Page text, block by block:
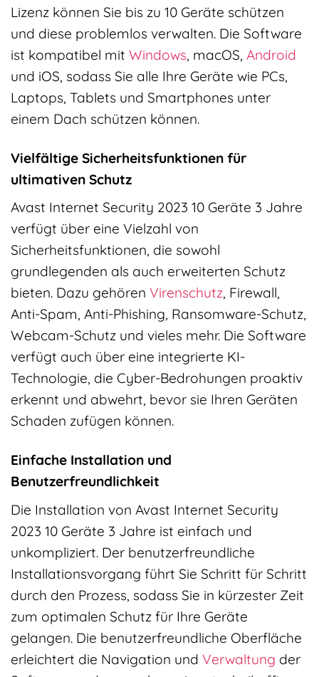
Lizenz können Sie bis zu 10 Geräte schützen
und diese problemlos verwalten. Die Software
ist kompatibel mit Windows, macOS, Android
und iOS, sodass Sie alle Ihre Geräte wie PCs,
Laptops, Tablets und Smartphones unter
einem Dach schützen können.
Vielfältige Sicherheitsfunktionen für
ultimativen Schutz
Avast Internet Security 2023 10 Geräte 3 Jahre
verfügt über eine Vielzahl von
Sicherheitsfunktionen, die sowohl
grundlegenden als auch erweiterten Schutz
bieten. Dazu gehören Virenschutz, Firewall,
Anti-Spam, Anti-Phishing, Ransomware-Schutz,
Webcam-Schutz und vieles mehr. Die Software
verfügt auch über eine integrierte KI-
Technologie, die Cyber-Bedrohungen proaktiv
erkennt und abwehrt, bevor sie Ihren Geräten
Schaden zufügen können.
Einfache Installation und
Benutzerfreundlichkeit
Die Installation von Avast Internet Security
2023 10 Geräte 3 Jahre ist einfach und
unkompliziert. Der benutzerfreundliche
Installationsvorgang führt Sie Schritt für Schritt
durch den Prozess, sodass Sie in kürzester Zeit
zum optimalen Schutz für Ihre Geräte
gelangen. Die benutzerfreundliche Oberfläche
erleichtert die Navigation und Verwaltung der